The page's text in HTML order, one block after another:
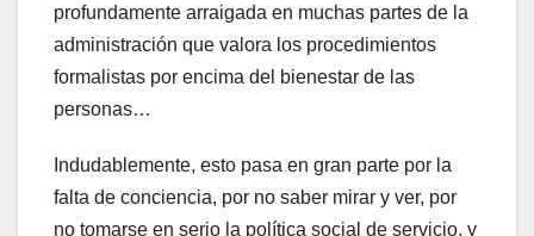
profundamente arraigada en muchas partes de la
administración que valora los procedimientos
formalistas por encima del bienestar de las
personas…
Indudablemente, esto pasa en gran parte por la
falta de conciencia, por no saber mirar y ver, por
no tomarse en serio la política social de servicio, y